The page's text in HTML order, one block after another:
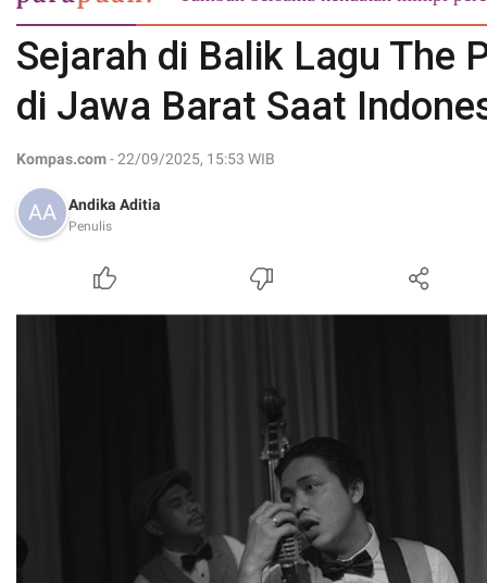
Sejarah di Balik Lagu The
di Jawa Barat Saat
Kompas.com- 22/09/2025, 15:53 WIB
Andika Aditia
Penulis